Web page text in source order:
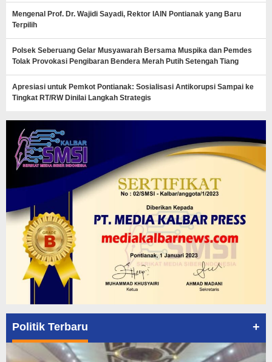
Mengenal Prof. Dr. Wajidi Sayadi, Rektor IAIN Pontianak yang Baru
Terpilih
Polsek Seberuang Gelar Musyawarah Bersama Muspika dan Pemdes
Tolak Provokasi Pengibaran Bendera Merah Putih Setengah Tiang
Apresiasi untuk Pemkot Pontianak: Sosialisasi Antikorupsi Sampai ke
Tingkat RT/RW Dinilai Langkah Strategis
Politik Terbaru +